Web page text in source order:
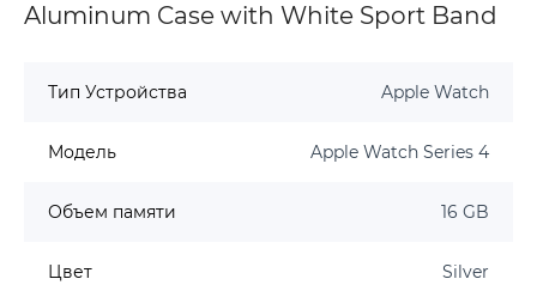
Aluminum Case with White Sport Band
Тип Устройства Apple Watch
Модель Apple Watch Series 4
Объем памяти 16 GB
Цвет Silver